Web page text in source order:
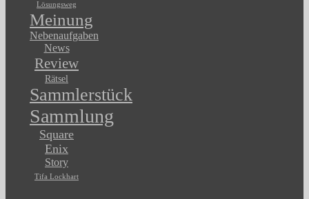
Lösungsweg
Meinung
Nebenaufgaben
News
Review
Rätsel
Sammlerstück
Sammlung
Square
Enix
Story
Tifa Lockhart